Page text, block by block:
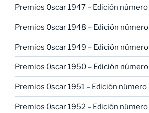
Premios Oscar 1947 – Edición número
Premios Oscar 1948 – Edición
Premios Oscar 1949 – Edición número
Premios Oscar 1950 – Edición
Premios Oscar 1951 – Edición número
Premios Oscar 1952 – Edición número